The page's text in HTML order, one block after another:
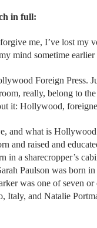
in full:
me, I’ve lost my
mind sometime
Foreign Press.
really, belong to
it: Hollywood,
and what is
and raised and
in a sharecropper’s
Paulson was born
was one of seven
Italy, and Natalie